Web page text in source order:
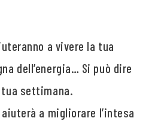
a vivere la tua
dell’energia… Si può dire
settimana.
a migliorare l’intesa